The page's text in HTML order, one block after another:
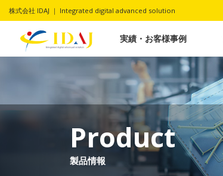
株式会社 IDAJ ｜ Integrated digital advanced solution
実績・お客様事例
Product
製品情報